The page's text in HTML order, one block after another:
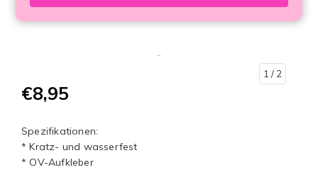
1 / 2
€8,95
Spezifikationen:
* Kratz- und wasserfest
* OV-Aufkleber